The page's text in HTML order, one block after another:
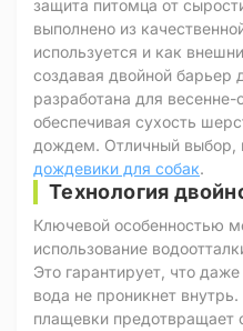
защита питомца от
выполнено из
используется и как
создавая двойной барьер
разработана для весенне-
обеспечивая сухость
дождем. Отличный выбор,
дождевики для собак.
Технология
Ключевой особенностью
использование
Это гарантирует, что
вода не проникнет
плащевки предотвращает